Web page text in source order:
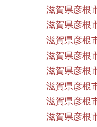
滋賀県彦根
滋賀県彦根
滋賀県彦根
滋賀県彦根
滋賀県彦根
滋賀県彦根
滋賀県彦根
滋賀県彦根